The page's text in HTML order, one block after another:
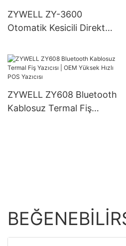
USB+BT
ZYWELL ZY-3600
Otomatik Kesicili Direkt
ZYWELL ZY608 Bluetooth
Kablosuz Termal Fiş